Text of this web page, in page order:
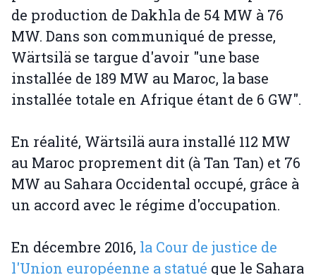
de production de Dakhla de 54 MW à 76
MW. Dans son communiqué de presse,
Wärtsilä se targue d'avoir "une base
installée de 189 MW au Maroc, la base
installée totale en Afrique étant de 6 GW".
En réalité, Wärtsilä aura installé 112 MW
au Maroc proprement dit (à Tan Tan) et 76
MW au Sahara Occidental occupé, grâce à
un accord avec le régime d'occupation.
En décembre 2016, la Cour de justice de
l'Union européenne a statué que le Sahara